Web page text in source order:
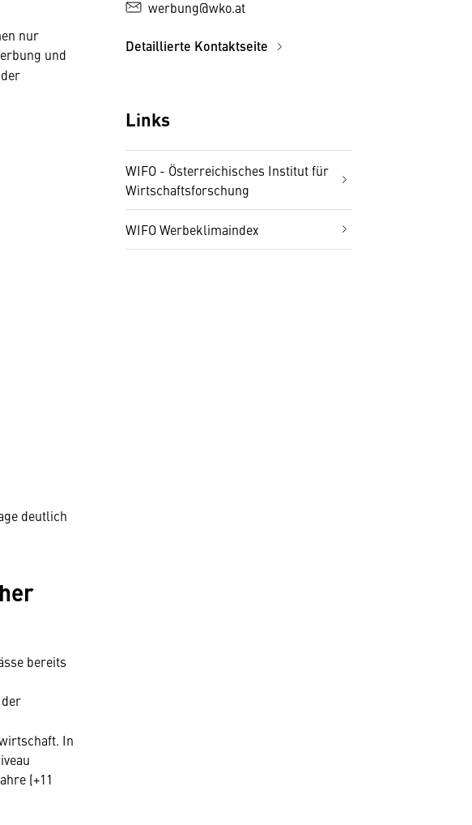
nur
und
deutlich
bereits
In
(+11
werbung@wko.at
Detaillierte Kontaktseite
Links
WIFO - Österreichisches Institut für
Wirtschaftsforschung
WIFO Werbeklimaindex